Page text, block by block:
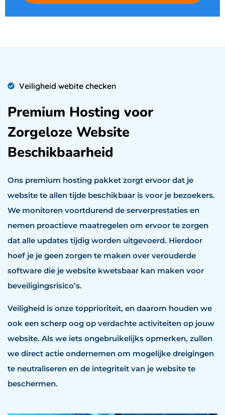
Veiligheid webite checken
Premium Hosting voor
Zorgeloze Website
Beschikbaarheid
Ons premium hosting pakket zorgt ervoor dat je
website te allen tijde beschikbaar is voor je bezoekers.
We monitoren voortdurend de serverprestaties en
nemen proactieve maatregelen om ervoor te zorgen
dat alle updates tijdig worden uitgevoerd. Hierdoor
hoef je je geen zorgen te maken over verouderde
software die je website kwetsbaar kan maken voor
beveiligingsrisico’s.
Veiligheid is onze topprioriteit, en daarom houden we
ook een scherp oog op verdachte activiteiten op jouw
website. Als we iets ongebruikelijks opmerken, zullen
we direct actie ondernemen om mogelijke dreigingen
te neutraliseren en de integriteit van je website te
beschermen.